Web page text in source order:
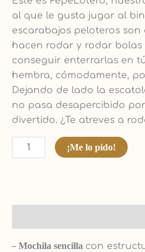
al que le gusta jugar al
escarabajos peloteros son
hacen rodar y rodar bolas
conseguir enterrarlas en
hembra, cómodamente,
Dejando de lado la
no pasa desapercibido
divertido. ¿Te atreves a
¡Me lo pido!
– Mochila sencilla con